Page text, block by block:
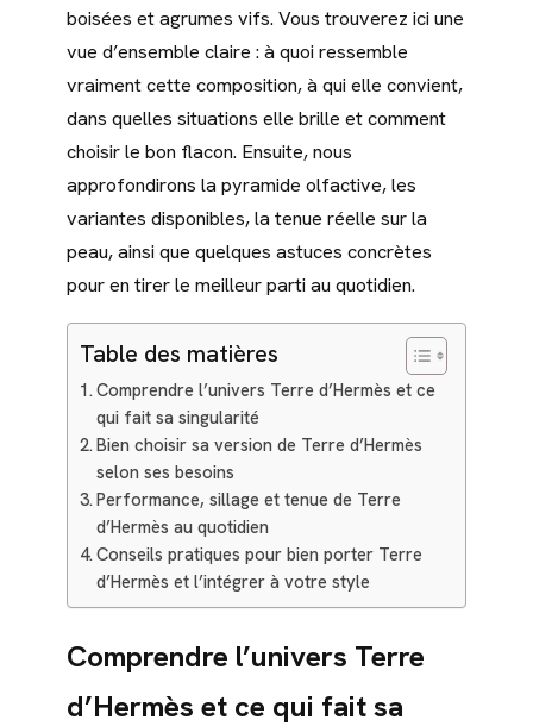
boisées et agrumes vifs. Vous trouverez ici une
vue d’ensemble claire : à quoi ressemble
vraiment cette composition, à qui elle convient,
dans quelles situations elle brille et comment
choisir le bon flacon. Ensuite, nous
approfondirons la pyramide olfactive, les
variantes disponibles, la tenue réelle sur la
peau, ainsi que quelques astuces concrètes
pour en tirer le meilleur parti au quotidien.
Table des matières
Comprendre l’univers Terre d’Hermès et ce
qui fait sa singularité
Bien choisir sa version de Terre d’Hermès
selon ses besoins
Performance, sillage et tenue de Terre
d’Hermès au quotidien
Conseils pratiques pour bien porter Terre
d’Hermès et l’intégrer à votre style
Comprendre l’univers Terre
d’Hermès et ce qui fait sa